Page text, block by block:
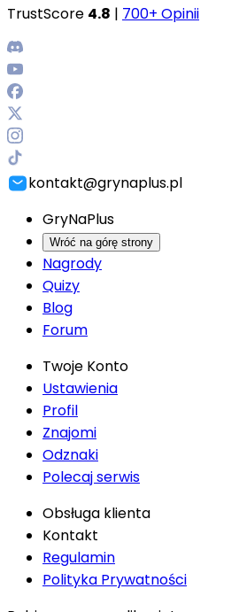
TrustScore 4.8 | 700+ Opinii
kontakt@grynaplus.pl
GryNaPlus
Wróć na górę strony
Nagrody
Quizy
Blog
Forum
Twoje Konto
Ustawienia
Profil
Znajomi
Odznaki
Polecaj serwis
Obsługa klienta
Kontakt
Regulamin
Polityka Prywatności